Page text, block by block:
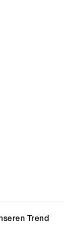
Trend